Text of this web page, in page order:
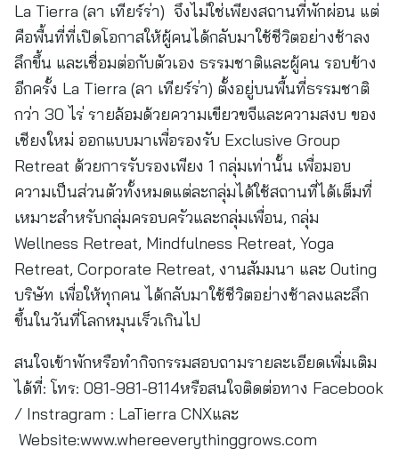
La Tierra (ลา เทียร์ร่า) จึงไม่ใช่เพียงสถานที่พักผ่อน แต่
คือพื้นที่ที่เปิดโอกาสให้ผู้คนได้กลับมาใช้ชีวิตอย่างช้าลง
ลึกขึ้น และเชื่อมต่อกับตัวเอง ธรรมชาติและผู้คน รอบข้าง
อีกครั้ง La Tierra (ลา เทียร์ร่า) ตั้งอยู่บนพื้นที่ธรรมชาติ
กว่า 30 ไร่ รายล้อมด้วยความเขียวขจีและความสงบ ของ
เชียงใหม่ ออกแบบมาเพื่อรองรับ Exclusive Group
Retreat ด้วยการรับรองเพียง 1 กลุ่มเท่านั้น เพื่อมอบ
ความเป็นส่วนตัวทั้งหมดแต่ละกลุ่มได้ใช้สถานที่ได้เต็มที่
เหมาะสำหรับกลุ่มครอบครัวและกลุ่มเพื่อน, กลุ่ม
Wellness Retreat, Mindfulness Retreat, Yoga
Retreat, Corporate Retreat, งานสัมมนา และ Outing
บริษัท เพื่อให้ทุกคน ได้กลับมาใช้ชีวิตอย่างช้าลงและลึก
ขึ้นในวันที่โลกหมุนเร็วเกินไป
สนใจเข้าพักหรือทำกิจกรรมสอบถามรายละเอียดเพิ่มเติม
ได้ที่: โทร: 081-981-8114หรือสนใจติดต่อทาง Facebook
/ Instragram : LaTierra CNXและ
Website:www.whereeverythinggrows.com